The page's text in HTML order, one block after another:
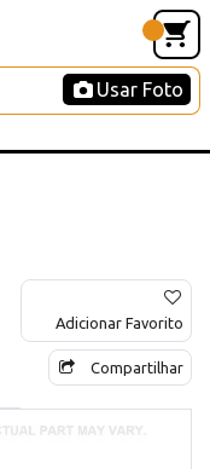
Usar Foto
Adicionar Favorito
Compartilhar